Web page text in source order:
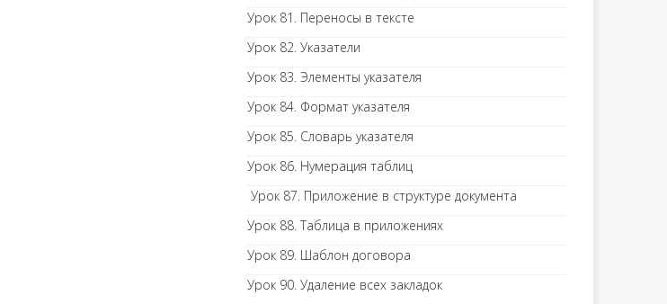
Урок 81. Переносы в тексте
Урок 82. Указатели
Урок 83. Элементы указателя
Урок 84. Формат указателя
Урок 85. Словарь указателя
Урок 86. Нумерация таблиц
Урок 87. Приложение в структуре документа
Урок 88. Таблица в приложениях
Урок 89. Шаблон договора
Урок 90. Удаление всех закладок